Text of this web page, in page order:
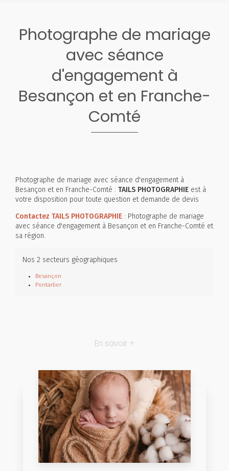
Photographe de mariage
avec séance
d'engagement à
Besançon et en Franche-
Comté
Photographe de mariage avec séance d'engagement à
Besançon et en Franche-Comté : TAILS PHOTOGRAPHIE est à
votre disposition pour toute question et demande de devis
Contactez TAILS PHOTOGRAPHIE : Photographe de mariage
avec séance d'engagement à Besançon et en Franche-Comté et
sa région.
Nos 2 secteurs géographiques
Besançon
Pontarlier
En savoir +